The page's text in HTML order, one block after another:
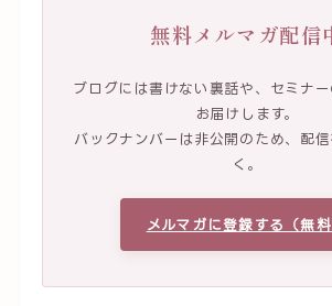
無料メルマガ配信
ブログには書けない裏話や、セミナ
お届けします。
バックナンバーは非公開のため、配
く。
メルマガに登録する（無料